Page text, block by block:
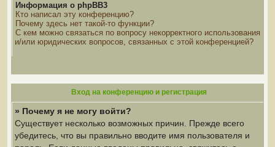
Информация о phpBB3
Кто написал эту конференцию?
Почему здесь нет такой-то функции?
С кем можно связаться по вопросу некорректного использования
и/или юридических вопросов, связанных с этой конференцией?
Вход на конференцию и регистрация
» Почему я не могу войти?
Существует несколько возможных причин. Прежде всего
убедитесь, что вы правильно вводите имя пользователя и